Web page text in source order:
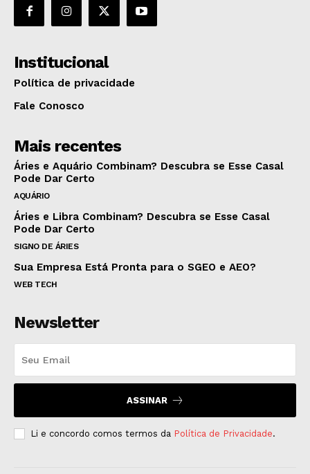
Institucional
Política de privacidade
Fale Conosco
Mais recentes
Áries e Aquário Combinam? Descubra se Esse Casal
Pode Dar Certo
AQUÁRIO
Áries e Libra Combinam? Descubra se Esse Casal
Pode Dar Certo
SIGNO DE ÁRIES
Sua Empresa Está Pronta para o SGEO e AEO?
WEB TECH
Newsletter
ASSINAR
Li e concordo comos termos da Política de Privacidade.